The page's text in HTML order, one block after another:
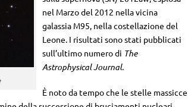
nel Marzo del 2012 nella vicina
galassia M95, nella costellazione del
Leone. I risultati sono stati pubblicati
sull’ultimo numero di The
Astrophysical Journal.
È noto da tempo che le stelle massicce